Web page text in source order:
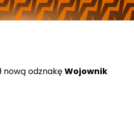
nową odznakęSrebrny
nową odznakęWojownik